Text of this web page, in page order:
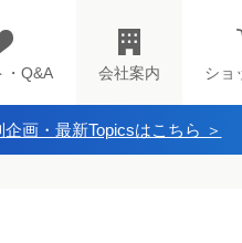
・Q&A 会社案内 ショ
画・最新Topicsはこちら ＞